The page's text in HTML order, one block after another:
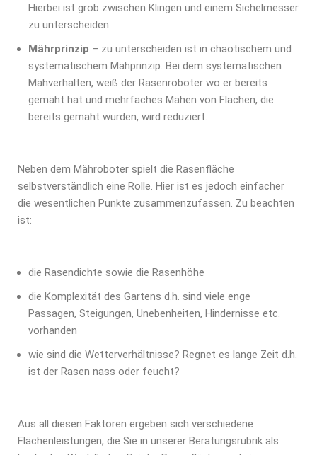
Hierbei ist grob zwischen Klingen und einem Sichelmesser
zu unterscheiden.
Mährprinzip – zu unterscheiden ist in chaotischem und
systematischem Mähprinzip. Bei dem systematischen
Mähverhalten, weiß der Rasenroboter wo er bereits
gemäht hat und mehrfaches Mähen von Flächen, die
bereits gemäht wurden, wird reduziert.
Neben dem Mähroboter spielt die Rasenfläche
selbstverständlich eine Rolle. Hier ist es jedoch einfacher
die wesentlichen Punkte zusammenzufassen. Zu beachten
ist:
die Rasendichte sowie die Rasenhöhe
die Komplexität des Gartens d.h. sind viele enge
Passagen, Steigungen, Unebenheiten, Hindernisse etc.
vorhanden
wie sind die Wetterverhältnisse? Regnet es lange Zeit d.h.
ist der Rasen nass oder feucht?
Aus all diesen Faktoren ergeben sich verschiedene
Flächenleistungen, die Sie in unserer Beratungsrubrik als